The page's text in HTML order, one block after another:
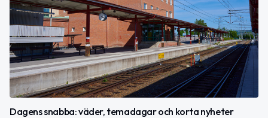
Dagens snabba: väder, temadagar och korta nyheter